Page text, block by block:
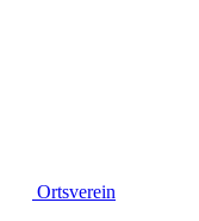
Ortsverein